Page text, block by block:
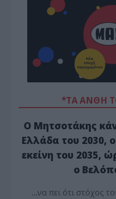
*ΤΑ ΆΝΘΗ
Ο Μητσοτάκης
Ελλάδα του 2030,
εκείνη του 2035,
ο
…να πει ότι στόχος